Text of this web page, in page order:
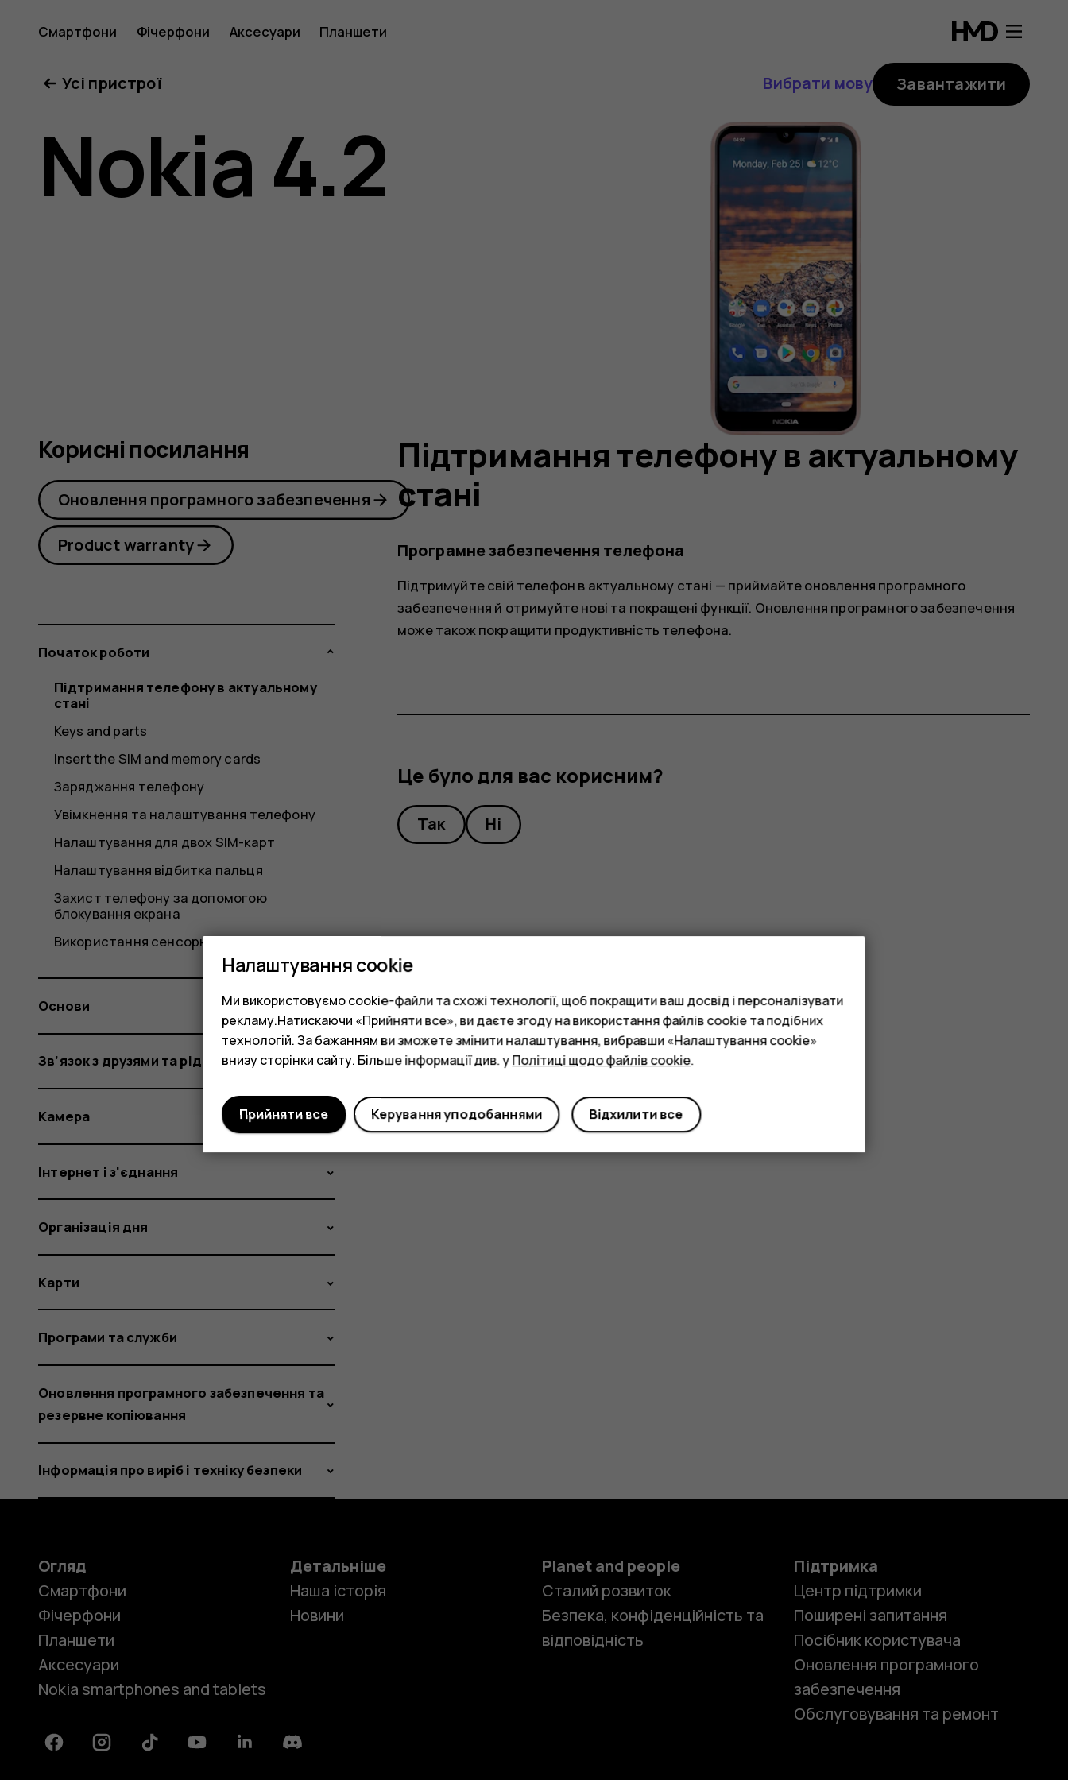
Nokia
4.2
user
Смартфони Фічерфони Аксесуари Планшети
Усі пристрої Вибрати мову Завантажити
Nokia 4.2
Підтримання телефону в актуальному
стані
Програмне забезпечення телефона
Підтримуйте свій телефон в актуальному стані — приймайте оновлення програмного
забезпечення й отримуйте нові та покращені функції. Оновлення програмного забезпечення
може також покращити продуктивність телефона.
Це було для вас корисним?
Так Ні
Корисні посилання
Оновлення програмного забезпечення
Product warranty
Початок роботи
Підтримання телефону в актуальному
стані
Keys and parts
Insert the SIM and memory cards
Заряджання телефону
Увімкнення та налаштування телефону
Налаштування для двох SIM-карт
Налаштування відбитка пальця
Захист телефону за допомогою
блокування екрана
Використання сенсорного екрана
Основи
Зв’язок з друзями та рідними
Камера
Інтернет і з'єднання
Організація дня
Карти
Програми та служби
Оновлення програмного забезпечення та
резервне копіювання
Інформація про виріб і техніку безпеки
Огляд
Смартфони
Фічерфони
Планшети
Аксесуари
Nokia smartphones and tablets
Детальніше
Наша історія
Новини
Planet and people
Сталий розвиток
Безпека, конфіденційність та
відповідність
Підтримка
Центр підтримки
Поширені запитання
Посібник користувача
Оновлення програмного
забезпечення
Обслуговування та ремонт
FacebookInstagramTiktok YoutubeLinkedinDiscord
Налаштування cookie
Ми використовуємо cookie-файли та схожі технології, щоб покращити ваш досвід і персоналізувати
рекламу.Натискаючи «Прийняти все», ви даєте згоду на використання файлів cookie та подібних
технологій. За бажанням ви зможете змінити налаштування, вибравши «Налаштування cookie»
внизу сторінки сайту. Більше інформації див. уПолітиці щодо файлів cookie.
Відхилити все
Керування уподобаннями
Прийняти все